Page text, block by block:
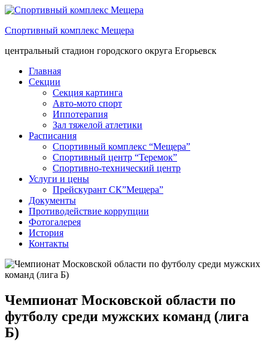
Спортивный комплекс Мещера
центральный стадион городского округа Егорьевск
Главная
Секции
Секция картинга
Авто-мото спорт
Иппотерапия
Зал тяжелой атлетики
Расписания
Спортивный комплекс “Мещера”
Спортивный центр “Теремок”
Спортивно-технический центр
Услуги и цены
Прейскурант СК”Мещера”
Документы
Противодействие коррупции
Фотогалерея
История
Контакты
Чемпионат Московской области по
футболу среди мужских команд (лига
Б)